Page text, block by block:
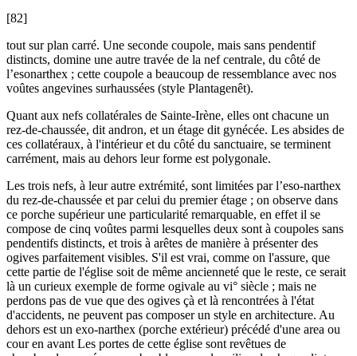
[82]
tout sur plan carré. Une seconde coupole, mais sans pendentif
distincts, domine une autre travée de la nef centrale, du côté de
l’esonarthex ; cette coupole a beaucoup de ressemblance avec nos
voûtes angevines surhaussées (style Plantagenêt).
Quant aux nefs collatérales de Sainte-Irène, elles ont chacune un
rez-de-chaussée, dit andron, et un étage dit gynécée. Les absides de
ces collatéraux, à l'intérieur et du côté du sanctuaire, se terminent
carrément, mais au dehors leur forme est polygonale.
Les trois nefs, à leur autre extrémité, sont limitées par l’eso-narthex
du rez-de-chaussée et par celui du premier étage ; on observe dans
ce porche supérieur une particularité remarquable, en effet il se
compose de cinq voûtes parmi lesquelles deux sont à coupoles sans
pendentifs distincts, et trois à arêtes de manière à présenter des
ogives parfaitement visibles. S'il est vrai, comme on l'assure, que
cette partie de l'église soit de même ancienneté que le reste, ce serait
là un curieux exemple de forme ogivale au vi° siècle ; mais ne
perdons pas de vue que des ogives çà et là rencontrées à l'état
d'accidents, ne peuvent pas composer un style en architecture. Au
dehors est un exo-narthex (porche extérieur) précédé d'une area ou
cour en avant Les portes de cette église sont revêtues de